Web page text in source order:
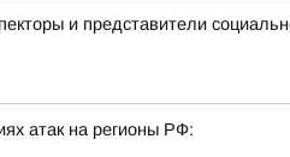
и представители
атак на регионы РФ: